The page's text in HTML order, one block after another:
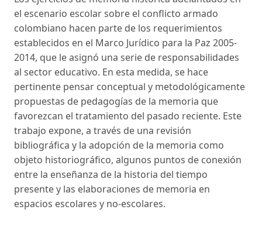
el escenario escolar sobre el conflicto armado
colombiano hacen parte de los requerimientos
establecidos en el Marco Jurídico para la Paz 2005-
2014, que le asignó una serie de responsabilidades
al sector educativo. En esta medida, se hace
pertinente pensar conceptual y metodológicamente
propuestas de pedagogías de la memoria que
favorezcan el tratamiento del pasado reciente. Este
trabajo expone, a través de una revisión
bibliográfica y la adopción de la memoria como
objeto historiográfico, algunos puntos de conexión
entre la enseñanza de la historia del tiempo
presente y las elaboraciones de memoria en
espacios escolares y no-escolares.